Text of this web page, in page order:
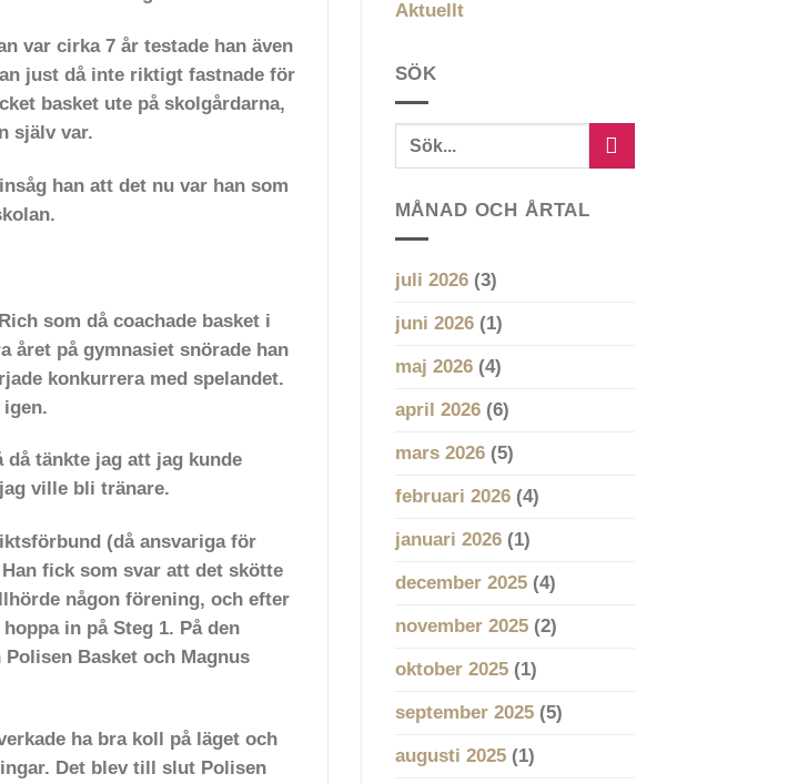
var cirka 7 år testade han även
just då inte riktigt fastnade för
basket ute på skolgårdarna,
själv var.
han att det nu var han som
som då coachade basket i
året på gymnasiet snörade han
konkurrera med spelandet.
tänkte jag att jag kunde
ville bli tränare.
(då ansvariga för
fick som svar att det skötte
någon förening, och efter
in på Steg 1. På den
Basket och Magnus
ha bra koll på läget och
Det blev till slut Polisen
Aktuellt
SÖK
MÅNAD OCH ÅRTAL
juli 2026(3)
juni 2026(1)
maj 2026(4)
april 2026(6)
mars 2026(5)
februari 2026(4)
januari 2026(1)
december 2025(4)
november 2025(2)
oktober 2025(1)
september 2025(5)
augusti 2025(1)